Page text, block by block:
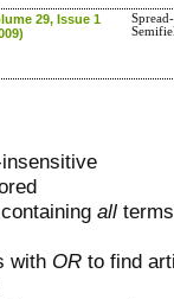
29, Issue 1
all
with OR to find